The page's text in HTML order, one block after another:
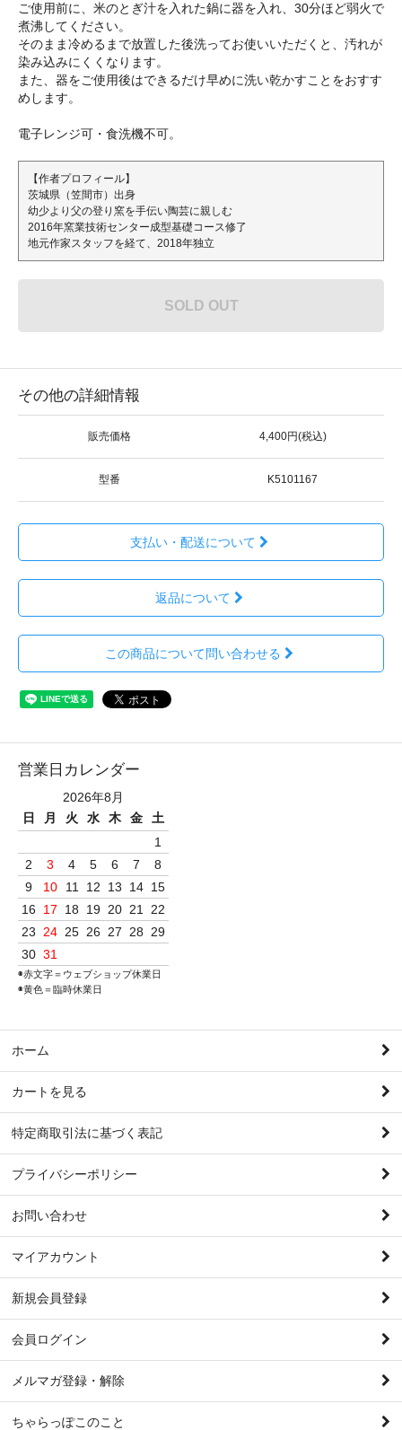
ご使用前に、米のとぎ汁を入れた鍋に器を入れ、30分ほど弱火で
煮沸してください。
そのまま冷めるまで放置した後洗ってお使いいただくと、汚れが
染み込みにくくなります。
また、器をご使用後はできるだけ早めに洗い乾かすことをおすす
めします。
電子レンジ可・食洗機不可。
【作者プロフィール】
茨城県（笠間市）出身
幼少より父の登り窯を手伝い陶芸に親しむ
2016年窯業技術センター成型基礎コース修了
地元作家スタッフを経て、2018年独立
SOLD OUT
その他の詳細情報
販売価格 4,400円(税込)
型番 K5101167
支払い・配送について
返品について
この商品について問い合わせる
営業日カレンダー
2026年8月
日
月 火 水 木 金
土
1
2
3 4 5 6 7
8
9
10 11 12 13 14 15
16
17 18 19 20 21
22
23
24 25 26 27 28
29
30 31
◉赤文字＝ウェブショップ休業日
◉黄色＝臨時休業日
ホーム
カートを見る
特定商取引法に基づく表記
プライバシーポリシー
お問い合わせ
マイアカウント
新規会員登録
会員ログイン
メルマガ登録・解除
ちゃらっぽこのこと